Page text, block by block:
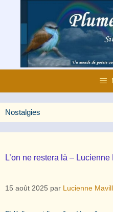
contenu
Nostalgies
L’on ne restera là –
15 août 2025 par Lucienne